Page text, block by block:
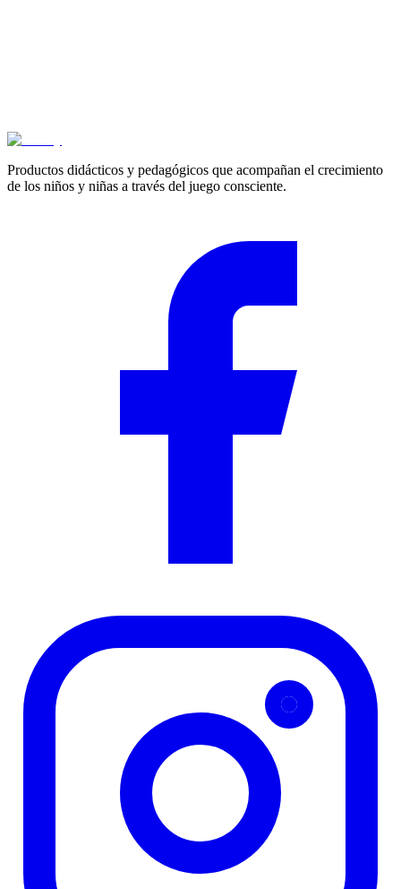
Cotizar
Productos didácticos y pedagógicos que acompañan el crecimiento
de los niños y niñas a través del juego consciente.